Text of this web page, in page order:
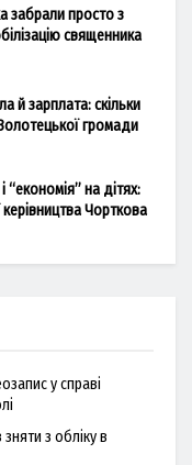
забрали просто з
священника
й зарплата: скільки
громади
“економія” на дітях:
Чорткова
у справі
з обліку в